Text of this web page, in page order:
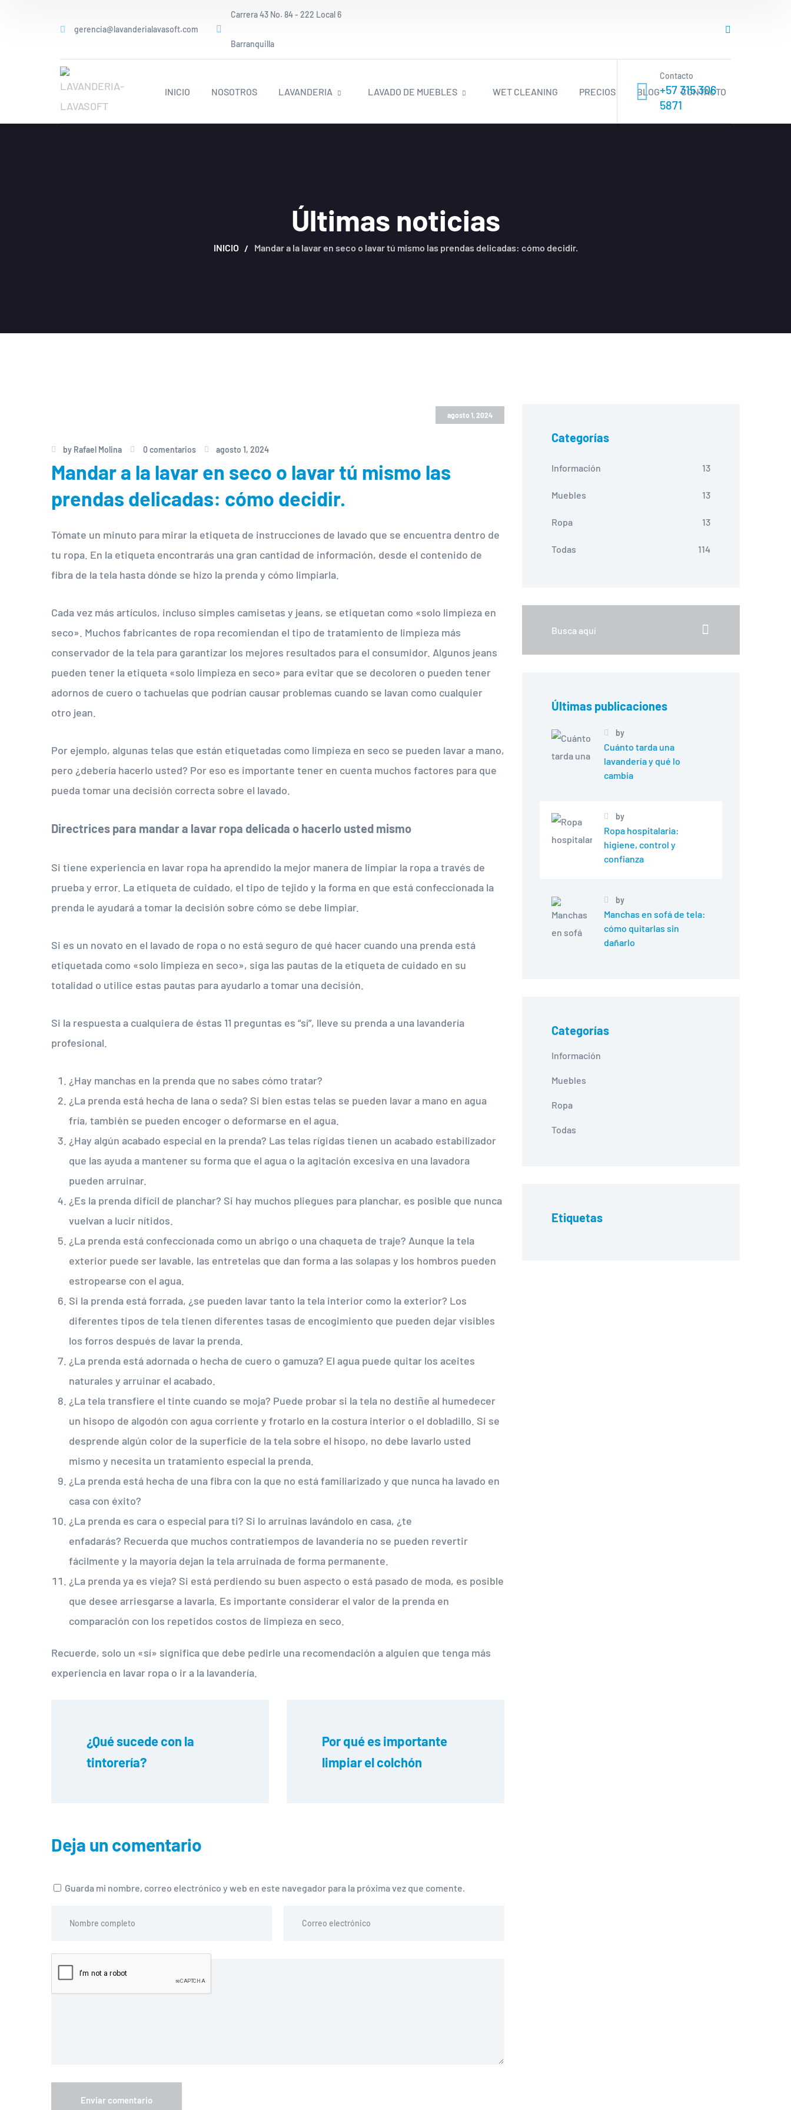
gerencia@lavanderialavasoft.com
Carrera 43 No. 84 - 222 Local 6
Barranquilla
INICIO NOSOTROS LAVANDERIA LAVADO DE MUEBLES WET CLEANING PRECIOS BLOG CONTACTO
Contacto
+57 315 306
5871
INICIO Mandar a la lavar en seco o lavar tú mismo las prendas delicadas: cómo decidir.
Últimas noticias
agosto 1, 2024
by Rafael Molina 0 comentarios agosto 1, 2024
Mandar a la lavar en seco o lavar tú mismo las
prendas delicadas: cómo decidir.
Tómate un minuto para mirar la etiqueta de instrucciones de lavado que se encuentra dentro de
tu ropa. En la etiqueta encontrarás una gran cantidad de información, desde el contenido de
fibra de la tela hasta dónde se hizo la prenda y cómo limpiarla.
Cada vez más artículos, incluso simples camisetas y jeans, se etiquetan como «solo limpieza en
seco». Muchos fabricantes de ropa recomiendan el tipo de tratamiento de limpieza más
conservador de la tela para garantizar los mejores resultados para el consumidor. Algunos jeans
pueden tener la etiqueta «solo limpieza en seco» para evitar que se decoloren o pueden tener
adornos de cuero o tachuelas que podrían causar problemas cuando se lavan como cualquier
otro jean.
Por ejemplo, algunas telas que están etiquetadas como limpieza en seco se pueden lavar a mano,
pero ¿debería hacerlo usted? Por eso es importante tener en cuenta muchos factores para que
pueda tomar una decisión correcta sobre el lavado.
Directrices para mandar a lavar ropa delicada o hacerlo usted mismo
Si tiene experiencia en lavar ropa ha aprendido la mejor manera de limpiar la ropa a través de
prueba y error. La etiqueta de cuidado, el tipo de tejido y la forma en que está confeccionada la
prenda le ayudará a tomar la decisión sobre cómo se debe limpiar.
Si es un novato en el lavado de ropa o no está seguro de qué hacer cuando una prenda está
etiquetada como «solo limpieza en seco», siga las pautas de la etiqueta de cuidado en su
totalidad o utilice estas pautas para ayudarlo a tomar una decisión.
Si la respuesta a cualquiera de éstas 11 preguntas es “sí”, lleve su prenda a una lavandería
profesional.
¿Hay manchas en la prenda que no sabes cómo tratar?
¿La prenda está hecha de lana o seda? Si bien estas telas se pueden lavar a mano en agua
fría, también se pueden encoger o deformarse en el agua.
¿Hay algún acabado especial en la prenda? Las telas rígidas tienen un acabado estabilizador
que las ayuda a mantener su forma que el agua o la agitación excesiva en una lavadora
pueden arruinar.
¿Es la prenda difícil de planchar? Si hay muchos pliegues para planchar, es posible que nunca
vuelvan a lucir nítidos.
¿La prenda está confeccionada como un abrigo o una chaqueta de traje? Aunque la tela
exterior puede ser lavable, las entretelas que dan forma a las solapas y los hombros pueden
estropearse con el agua.
Si la prenda está forrada, ¿se pueden lavar tanto la tela interior como la exterior? Los
diferentes tipos de tela tienen diferentes tasas de encogimiento que pueden dejar visibles
los forros después de lavar la prenda.
¿La prenda está adornada o hecha de cuero o gamuza? El agua puede quitar los aceites
naturales y arruinar el acabado.
¿La tela transfiere el tinte cuando se moja? Puede probar si la tela no destiñe al humedecer
un hisopo de algodón con agua corriente y frotarlo en la costura interior o el dobladillo. Si se
desprende algún color de la superficie de la tela sobre el hisopo, no debe lavarlo usted
mismo y necesita un tratamiento especial la prenda.
¿La prenda está hecha de una fibra con la que no está familiarizado y que nunca ha lavado en
casa con éxito?
¿La prenda es cara o especial para ti? Si lo arruinas lavándolo en casa, ¿te
enfadarás? Recuerda que muchos contratiempos de lavandería no se pueden revertir
fácilmente y la mayoría dejan la tela arruinada de forma permanente.
¿La prenda ya es vieja? Si está perdiendo su buen aspecto o está pasado de moda, es posible
que desee arriesgarse a lavarla. Es importante considerar el valor de la prenda en
comparación con los repetidos costos de limpieza en seco.
Recuerde, solo un «sí» significa que debe pedirle una recomendación a alguien que tenga más
experiencia en lavar ropa o ir a la lavandería.
¿Qué sucede con la
tintorería?
Por qué es importante
limpiar el colchón
Deja un comentario
Guarda mi nombre, correo electrónico y web en este navegador para la próxima vez que comente.
Categorías
Información 13
Muebles 13
Ropa 13
Todas 114
Últimas publicaciones
by
Cuánto tarda una
lavandería y qué lo
cambia
by
Ropa hospitalaria:
higiene, control y
confianza
by
Manchas en sofá de tela:
cómo quitarlas sin
dañarlo
Categorías
Información
Muebles
Ropa
Todas
Etiquetas